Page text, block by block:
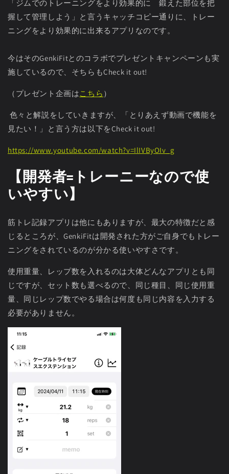
「ジムでのトレーニングをより効果的に 鍛えた部位を把
握して管理しよう」と言うキャッチコピー通りに、トレー
ニングをより効果的に出来るアプリなのです。
今はそのGenkiFitとのコラボでプレゼントキャンペーンも実
施しているので、そちらもCheck it out!
（プレゼント企画はこちら ）
色々と解説をしていきますが、「とりあえず動画で機能を
見たい！」と言う方は以下をCheck it out!
https://www.youtube.com/watch?v=IlIVByOIv_g
【開発者=トレーニーなので使
いやすい】
筋トレ記録アプリは他にもありますが、最大の特徴だと感
じるところが、GenkiFitは開発された方がご自身でもトレー
ニングをされているのが分かる使いやすさです。
使用重量、レップ数を入れるのは大体どんなアプリとも同
じですが、セット数も選べるので、同じ種目、同じ使用重
量、同じレップ数でやる場合は何度も同じ内容を入力する
必要がありません。